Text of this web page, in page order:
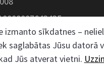
iela 1, Zaļenieki,
novads, LV- 3011,
izmanto sīkdatnes –
saglabātas Jūsu datorā
Jūs atverat vietni.